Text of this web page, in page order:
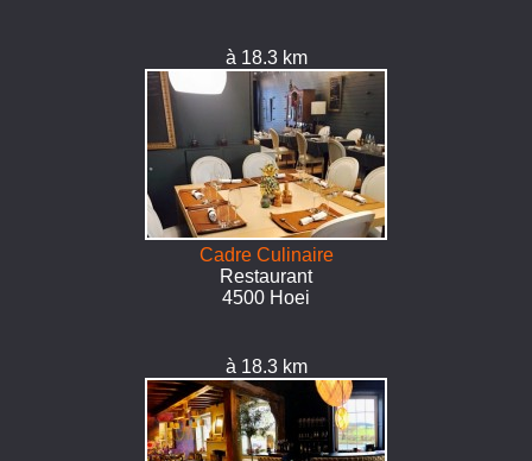
à 18.3 km
Cadre Culinaire
Restaurant
4500 Hoei
à 18.3 km